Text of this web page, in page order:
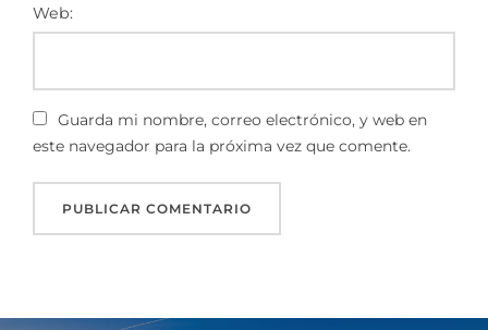
Web:
Guarda mi nombre, correo electrónico, y web en
este navegador para la próxima vez que comente.